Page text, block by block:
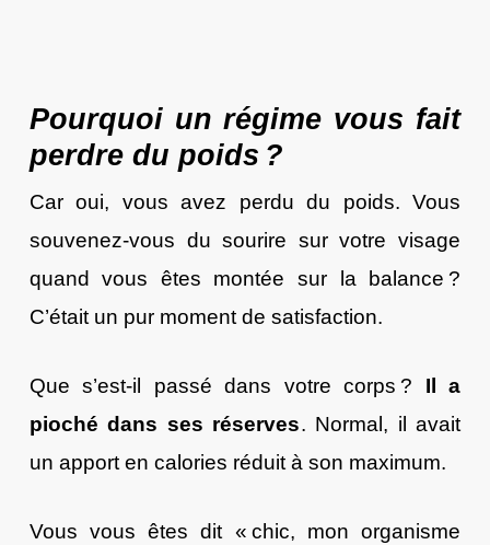
Pourquoi un régime vous fait
perdre du poids ?
Car oui, vous avez perdu du poids. Vous
souvenez-vous du sourire sur votre visage
quand vous êtes montée sur la balance ?
C’était un pur moment de satisfaction.
Que s’est-il passé dans votre corps ? Il a
pioché dans ses réserves. Normal, il avait
un apport en calories réduit à son maximum.
Vous vous êtes dit « chic, mon organisme